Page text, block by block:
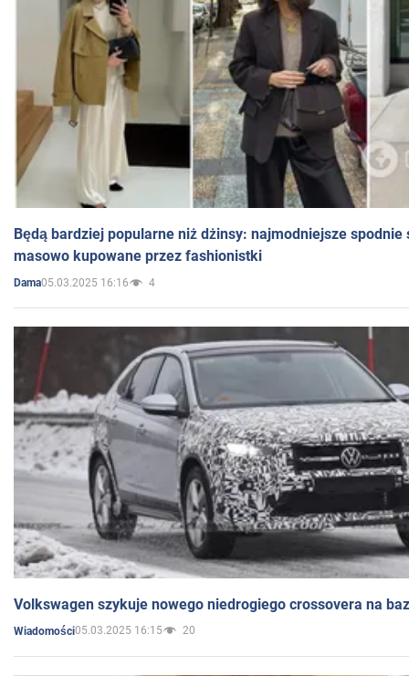
Będą bardziej popularne niż dżinsy: najmodniejsze spodnie
masowo kupowane przez fashionistki
Dama05.03.2025 16:16 4
Volkswagen szykuje nowego niedrogiego crossovera na
Wiadomości05.03.2025 16:15 20